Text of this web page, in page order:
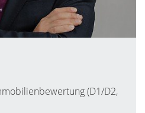
(D1/D2,